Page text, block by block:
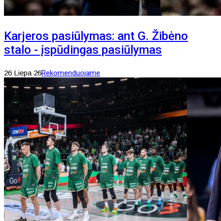
Karjeros pasiūlymas: ant G. Žibėno
stalo - įspūdingas pasiūlymas
26 Liepa 26Rekomenduojame